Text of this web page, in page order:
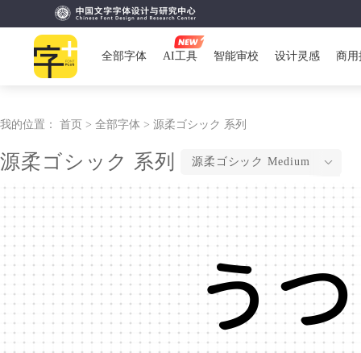
全部字体 AI工具 智能审校 设计灵感 商用
我的位置： 首页 > 全部字体 > 源柔ゴシック 系列
源柔ゴシック 系列 源柔ゴシック Medium
う